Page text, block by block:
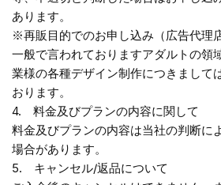
あります。
※再販目的でのお申し込み（広告代理
一般で言われておりますアダルトの領
業様の各種デザイン制作につきまして
おります。
4. 料金及びプランの内容に関して
料金及びプランの内容は当社の判断に
場合があります。
5. キャンセル/返品について